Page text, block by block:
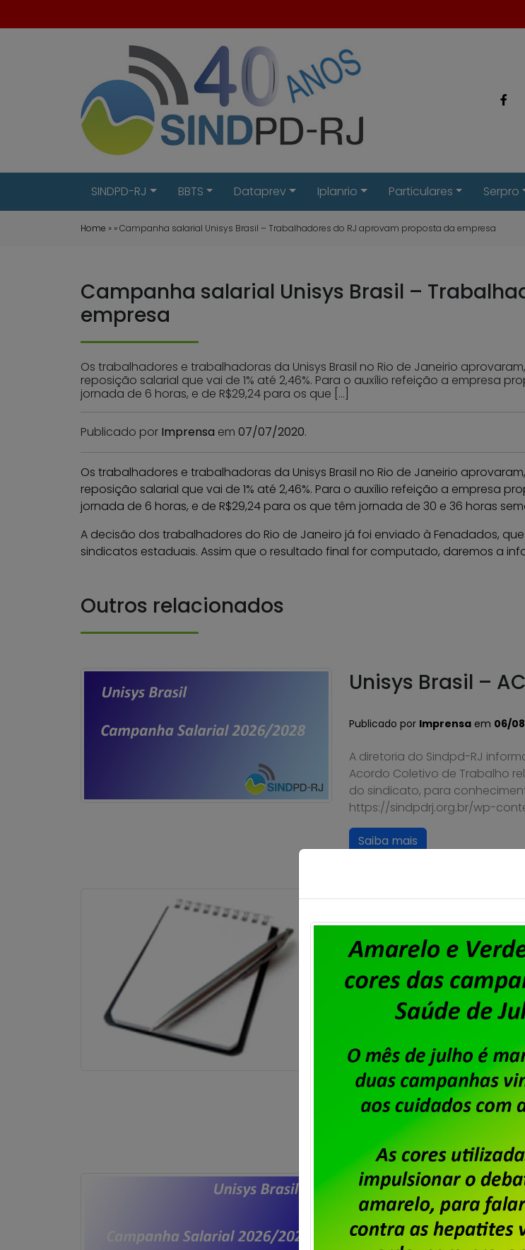
SINDPD-RJ BBTS Dataprev Iplanrio Particulares Serpro
Home » » Campanha salarial Unisys Brasil – Trabalhadores do RJ aprovam proposta da empresa
Campanha salarial Unisys Brasil –
empresa
Os trabalhadores e trabalhadoras da Unisys Brasil no Rio de Janeirio
reposição salarial que vai de 1% até 2,46%. Para o auxílio refeição a empresa
jornada de 6 horas, e de R$29,24 para os que […]
Publicado por Imprensa em 07/07/2020.
Os trabalhadores e trabalhadoras da Unisys Brasil no Rio de Janeirio
reposição salarial que vai de 1% até 2,46%. Para o auxílio refeição a empresa
jornada de 6 horas, e de R$29,24 para os que têm jornada de 30 e 36 horas
A decisão dos trabalhadores do Rio de Janeiro já foi enviado à Fenadados,
sindicatos estaduais. Assim que o resultado final for computado, daremos a
Outros relacionados
Unisys Brasil –
Publicado por Imprensa em 06/
A diretoria do Sindpd-RJ
Acordo Coletivo de Trabalho
do sindicato, para
https://sindpdrj.org.br/wp-
Saiba mais
Unisys Brasil –
apresentação
para
Publicado por Imprensaem06/
Após o encerramento da
dos trabalhadores e
Custeio Sindical, conforme
único dia de salário vigente
Custeio Sindical” […]
Saiba mais
Unisys Brasil –
campanha